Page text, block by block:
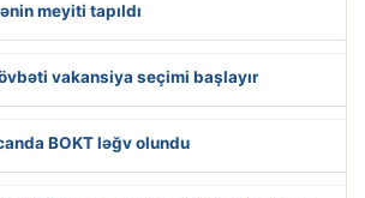
meyiti tapıldı
vakansiya seçimi başlayır
BOKT ləğv olundu